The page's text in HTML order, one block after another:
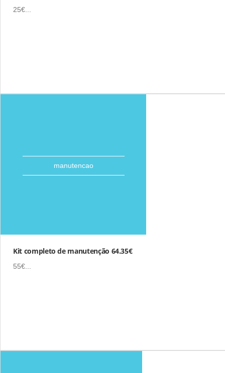
25€...
manutencao
Kit completo de manutenção 64.35€
55€...